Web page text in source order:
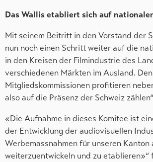
Das Wallis etabliert sich auf
Mit seinem Beitritt in den Vorstand der
nun noch einen Schritt weiter auf die
in den Kreisen der Filmindustrie des
verschiedenen Märkten im Ausland.
Mitgliedskommissionen profitieren
also auf die Präsenz der Schweiz
«Die Aufnahme in dieses Komitee ist
der Entwicklung der audiovisuellen
Werbemassnahmen für unseren
weiterzuentwickeln und zu